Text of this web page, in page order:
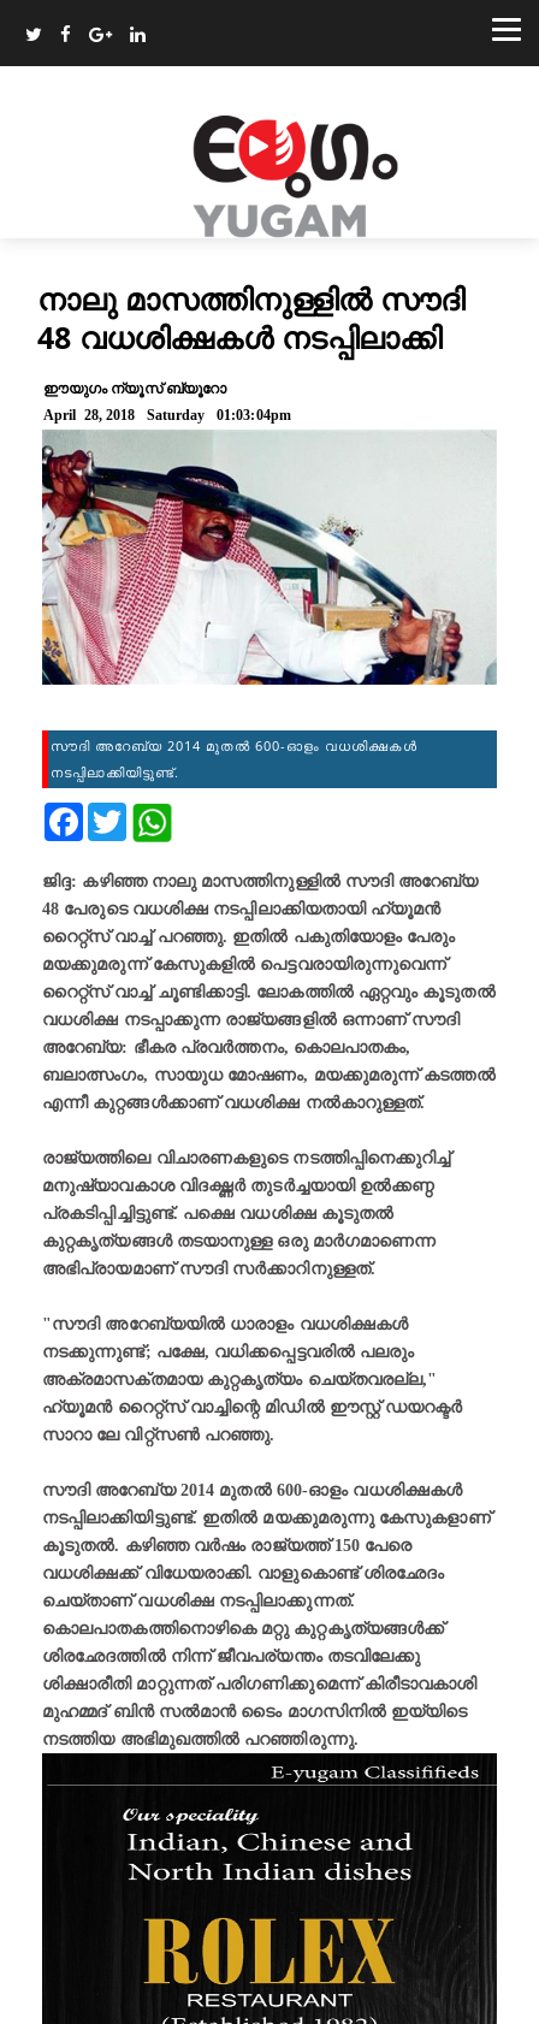
നാലു മാസത്തിനുള്ളിൽ സൗദി
48 വധശിക്ഷകൾ നടപ്പിലാക്കി
ഈയുഗം ന്യൂസ് ബ്യൂറോ
April 28, 2018 Saturday 01:03:04pm
സൗദി അറേബ്യ 2014 മുതൽ 600-ഓളം വധശിക്ഷകൾ
നടപ്പിലാക്കിയിട്ടുണ്ട്.
FacebookTwitter
ജിദ്ദ: കഴിഞ്ഞ നാലു മാസത്തിനുള്ളില്‍ സൗദി അറേബ്യ
48 പേരുടെ വധശിക്ഷ നടപ്പിലാക്കിയതായി ഹ്യൂമൻ
റൈറ്റ്സ് വാച്ച് പറഞ്ഞു. ഇതിൽ പകുതിയോളം പേരും
മയക്കുമരുന്ന് കേസുകളിൽ പെട്ടവരായിരുന്നുവെന്ന്
റൈറ്റ്സ് വാച്ച് ചൂണ്ടിക്കാട്ടി. ലോകത്തിൽ ഏറ്റവും കൂടുതൽ
വധശിക്ഷ നടപ്പാക്കുന്ന രാജ്യങ്ങളിൽ ഒന്നാണ് സൗദി
അറേബ്യ: ഭീകര പ്രവര്‍ത്തനം, കൊലപാതകം,
ബലാത്സംഗം, സായുധ മോഷണം, മയക്കുമരുന്ന് കടത്തൽ
എന്നീ കുറ്റങ്ങൾക്കാണ് വധശിക്ഷ നൽകാറുള്ളത്.
രാജ്യത്തിലെ വിചാരണകളുടെ നടത്തിപ്പിനെക്കുറിച്ച്
മനുഷ്യാവകാശ വിദഗ്ദ്ധർ തുടർച്ചയായി ഉൽക്കണ്ഠ
പ്രകടിപ്പിച്ചിട്ടുണ്ട്. പക്ഷെ വധശിക്ഷ കൂടുതൽ
കുറ്റകൃത്യങ്ങൾ തടയാനുള്ള ഒരു മാര്‍ഗമാണെന്ന
അഭിപ്രായമാണ്‌ സൗദി സർക്കാറിനുള്ളത്.
"സൗദി അറേബ്യയിൽ ധാരാളം വധശിക്ഷകൾ
നടക്കുന്നുണ്ട്; പക്ഷേ, വധിക്കപ്പെട്ടവരിൽ പലരും
അക്രമാസക്തമായ കുറ്റകൃത്യം ചെയ്തവരല്ല,"
ഹ്യൂമൻ റൈറ്റ്സ് വാച്ചിന്റെ മിഡിൽ ഈസ്റ്റ്‌ ഡയറക്ടർ
സാറാ ലേ വിറ്റ്സൺ പറഞ്ഞു.
സൗദി അറേബ്യ 2014 മുതൽ 600-ഓളം വധശിക്ഷകൾ
നടപ്പിലാക്കിയിട്ടുണ്ട്. ഇതിൽ മയക്കുമരുന്നു കേസുകളാണ്
കൂടുതൽ. കഴിഞ്ഞ വർഷം രാജ്യത്ത് 150 പേരെ
വധശിക്ഷക്ക് വിധേയരാക്കി. വാളുകൊണ്ട് ശിരഛേദം
ചെയ്താണ് വധശിക്ഷ നടപ്പിലാക്കുന്നത്.
കൊലപാതകത്തിനൊഴികെ മറ്റു കുറ്റകൃത്യങ്ങള്‍ക്ക്
ശിരഛേദത്തിൽ നിന്ന് ജീവപര്യന്തം തടവിലേക്കു
ശിക്ഷാരീതി മാറ്റുന്നത് പരിഗണിക്കുമെന്ന് കിരീടാവകാശി
മുഹമ്മദ് ബിൻ സൽമാൻ ടൈം മാഗസിനിൽ ഇയ്യിടെ
നടത്തിയ അഭിമുഖത്തിൽ പറഞ്ഞിരുന്നു.